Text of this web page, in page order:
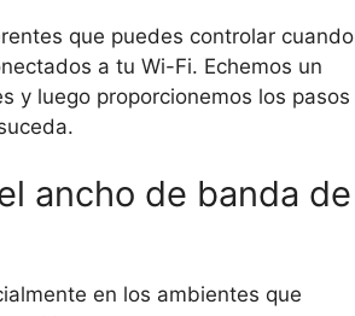
que puedes controlar cuando
a tu Wi-Fi. Echemos un
y luego proporcionemos los pasos
ancho de banda de
en los ambientes que